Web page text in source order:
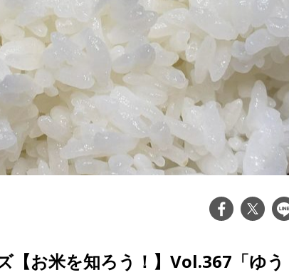
【お米を知ろう！】Vol.367「ゆう